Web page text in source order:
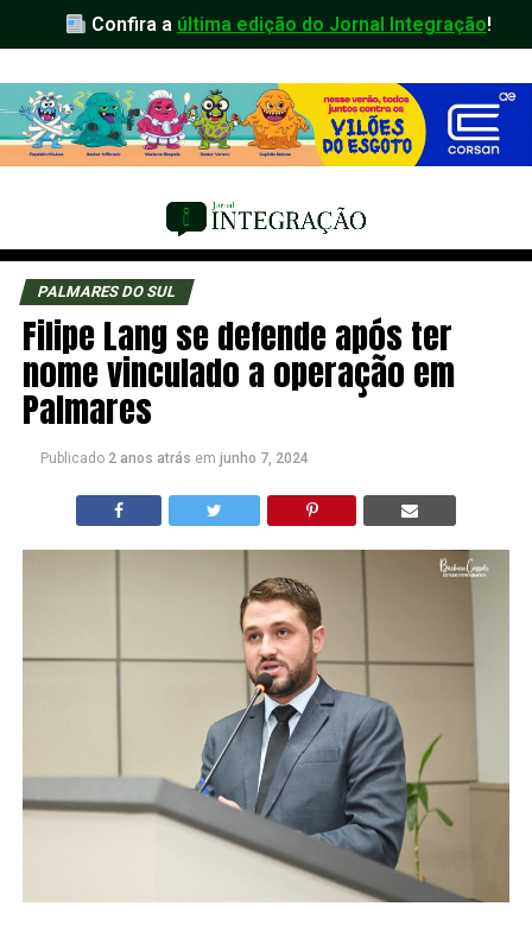
Confira a última edição do Jornal Integração!
PALMARES DO SUL
Filipe Lang se defende após ter
nome vinculado a operação em
Palmares
Publicado 2 anos atrás em junho 7, 2024